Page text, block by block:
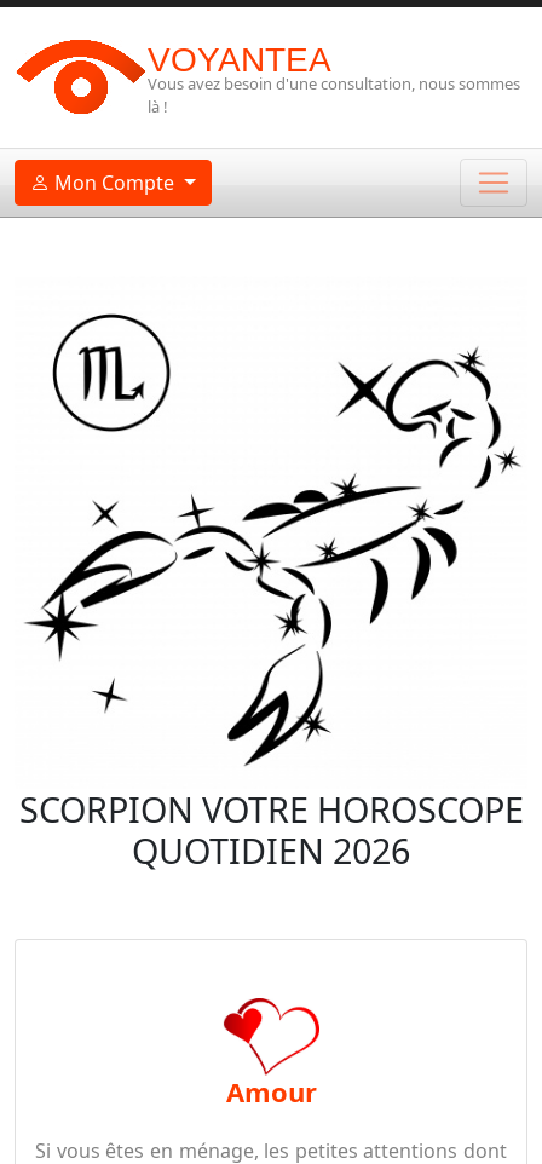
VOYANTEA
Vous avez besoin d'une consultation, nous sommes
là !
Mon Compte
SCORPION VOTRE HOROSCOPE
QUOTIDIEN 2026
amour
Si vous êtes en ménage, les petites attentions dont